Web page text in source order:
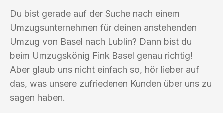
Du bist gerade auf der Suche nach einem
Umzugsunternehmen für deinen anstehenden
Umzug von Basel nach Lublin? Dann bist du
beim Umzugskönig Fink Basel genau richtig!
Aber glaub uns nicht einfach so, hör lieber auf
das, was unsere zufriedenen Kunden über uns zu
sagen haben.